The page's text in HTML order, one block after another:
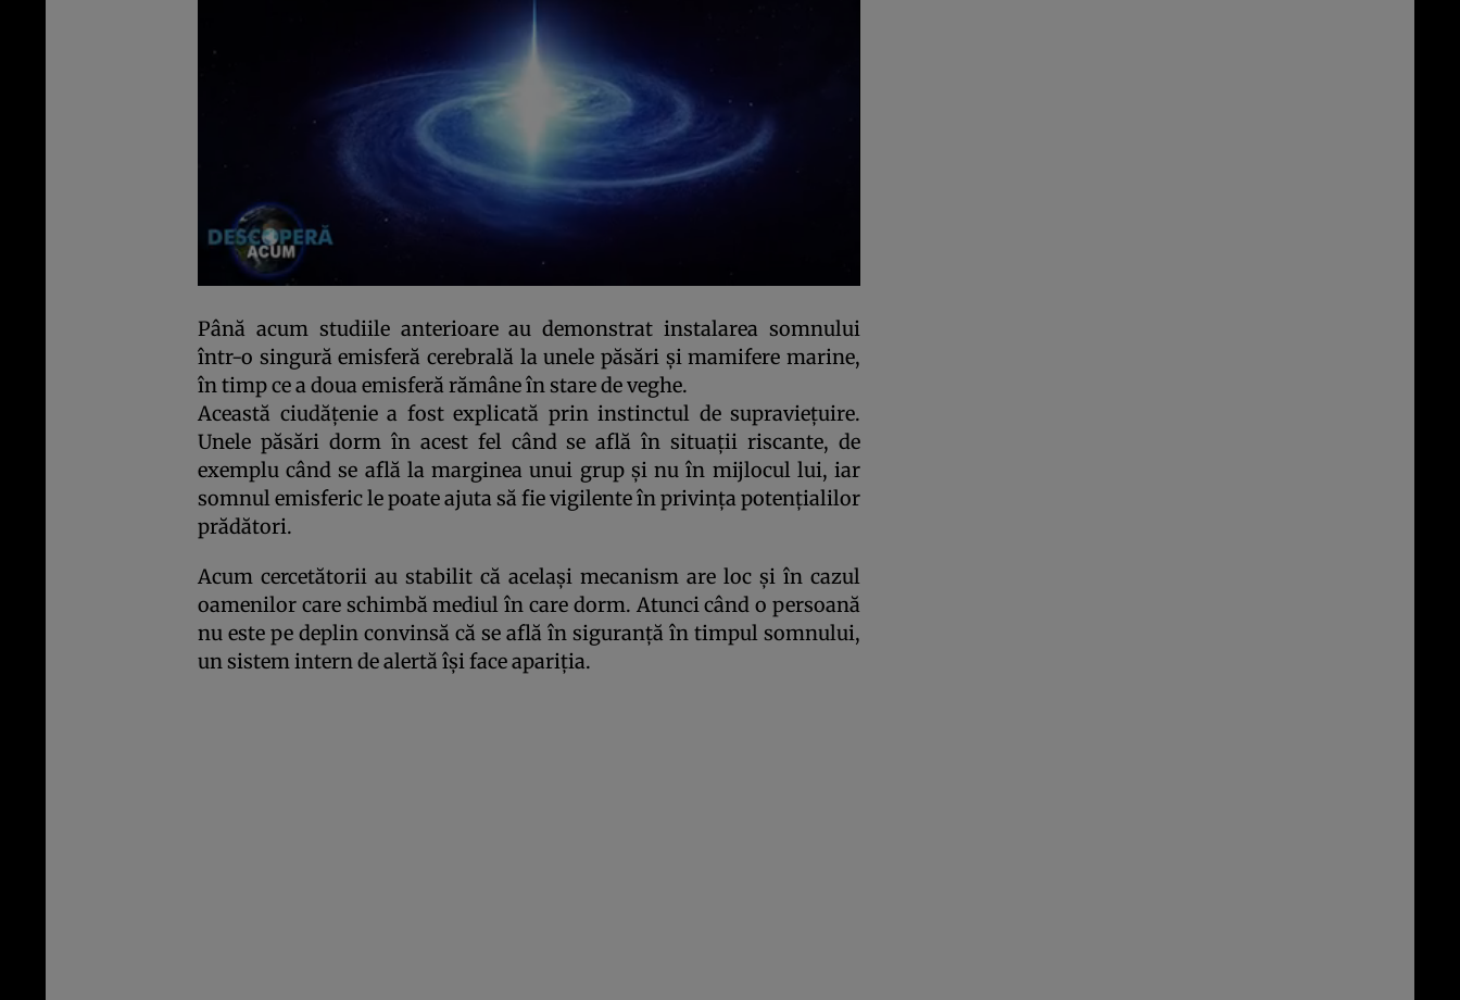
Până acum studiile anterioare au demonstrat instalarea somnului
într-o singură emisferă cerebrală la unele păsări şi mamifere marine,
în timp ce a doua emisferă rămâne în stare de veghe.
Această ciudăţenie a fost explicată prin instinctul de supravieţuire.
Unele păsări dorm în acest fel când se află în situaţii riscante, de
exemplu când se află la marginea unui grup şi nu în mijlocul lui, iar
somnul emisferic le poate ajuta să fie vigilente în privinţa potenţialilor
prădători.
Acum cercetătorii au stabilit că acelaşi mecanism are loc şi în cazul
oamenilor care schimbă mediul în care dorm. Atunci când o persoană
nu este pe deplin convinsă că se află în siguranţă în timpul somnului,
un sistem intern de alertă îşi face apariţia.